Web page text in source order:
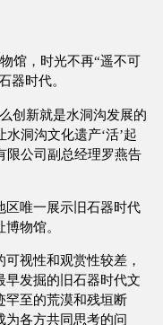
馆，时光不再“遥不可
器时代。
创新就是水洞沟发展的
洞沟文化遗产‘活’起
限公司副总经理罗燕告
区唯一展示旧石器时代
物馆。
视性和观赏性较差，
早发掘的旧石器时代文
罕至的荒漠和残垣断
为各方共同思考的问